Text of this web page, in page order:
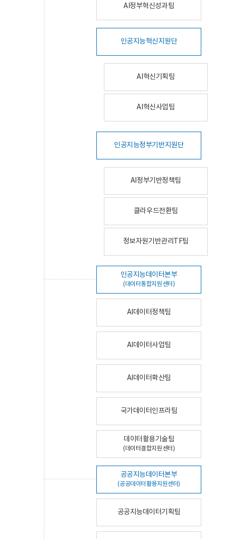
AI정부혁신성과팀
인공지능혁신지원단
AI혁신기획팀
AI혁신사업팀
인공지능정부기반지원단
AI정부기반정책팀
클라우드전환팀
정보자원기반관리TF팀
인공지능데이터본부
(데이터통합지원센터)
AI데이터정책팀
AI데이터사업팀
AI데이터확산팀
국가데이터인프라팀
데이터활용기술팀
(데이터결합지원센터)
공공지능데이터본부
(공공데이터활용지원센터)
공공지능데이터기획팀